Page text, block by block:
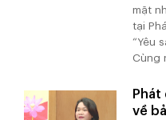
mặt
tại
“Yêu
Cùng
về